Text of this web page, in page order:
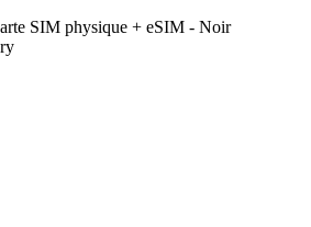
SIM physique + eSIM - Noir